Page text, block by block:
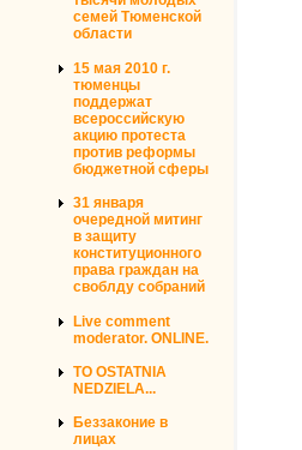
семей Тюменской
области
15 мая 2010 г.
тюменцы
поддержат
всероссийскую
акцию протеста
против реформы
бюджетной сферы
31 января
очередной митинг
в защиту
конституционного
права граждан на
своблду собраний
Live comment
moderator. ONLINE.
TO OSTATNIA
NEDZIELA...
Беззаконие в
лицах